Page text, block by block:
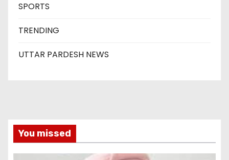
SPORTS
TRENDING
UTTAR PARDESH NEWS
You missed